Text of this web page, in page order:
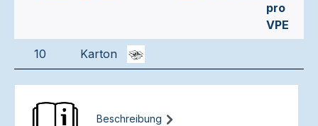
pro
VPE
10 Karton
Beschreibung